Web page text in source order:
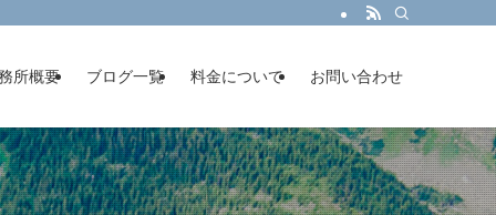
所概要 ブログ一覧 料金について お問い合わせ